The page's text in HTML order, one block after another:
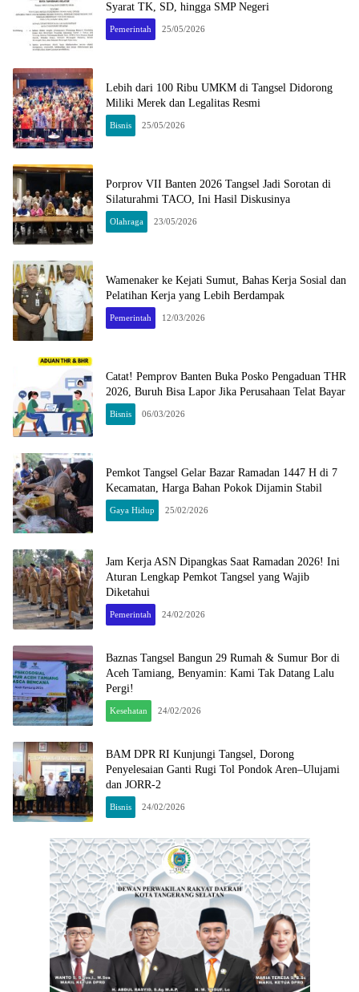
Syarat TK, SD, hingga SMP Negeri
Pemerintah 25/05/2026
Lebih dari 100 Ribu UMKM di Tangsel Didorong
Miliki Merek dan Legalitas Resmi
Bisnis 25/05/2026
Porprov VII Banten 2026 Tangsel Jadi Sorotan di
Silaturahmi TACO, Ini Hasil Diskusinya
Olahraga 23/05/2026
Wamenaker ke Kejati Sumut, Bahas Kerja Sosial dan
Pelatihan Kerja yang Lebih Berdampak
Pemerintah 12/03/2026
Catat! Pemprov Banten Buka Posko Pengaduan THR
2026, Buruh Bisa Lapor Jika Perusahaan Telat Bayar
Bisnis 06/03/2026
Pemkot Tangsel Gelar Bazar Ramadan 1447 H di 7
Kecamatan, Harga Bahan Pokok Dijamin Stabil
Gaya Hidup 25/02/2026
Jam Kerja ASN Dipangkas Saat Ramadan 2026! Ini
Aturan Lengkap Pemkot Tangsel yang Wajib
Diketahui
Pemerintah 24/02/2026
Baznas Tangsel Bangun 29 Rumah & Sumur Bor di
Aceh Tamiang, Benyamin: Kami Tak Datang Lalu
Pergi!
Kesehatan 24/02/2026
BAM DPR RI Kunjungi Tangsel, Dorong
Penyelesaian Ganti Rugi Tol Pondok Aren–Ulujami
dan JORR-2
Bisnis 24/02/2026